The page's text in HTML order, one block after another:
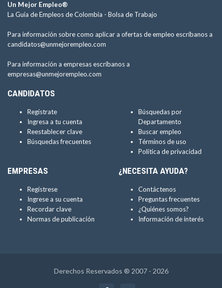
Un Mejor Empleo®
La Guía de Empleos de Colombia - Bolsa de Trabajo
Para información sobre como aplicar a ofertas de empleo escríbanos a
candidatos@unmejorempleo.com
Para información a empresas escríbanos a
empresas@unmejorempleo.com
CANDIDATOS
Regístrate
Ingresa a tu cuenta
Reestablecer clave
Búsquedas frecuentes
Búsquedas por
Departamento
Buscar empleo
Términos de uso
Política de privacidad
EMPRESAS
Regístrese
Ingrese a su cuenta
Recordar clave
Normas de publicación
¿NECESITA AYUDA?
Contáctenos
Preguntas frecuentes
¿Quiénes somos?
Información de interés
Derechos Reservados ® 2007 - 2026